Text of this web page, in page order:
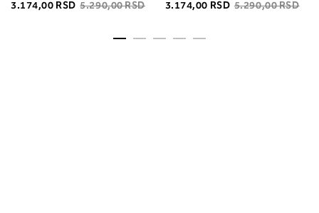
3.174,00 RSD 5.290,00 RSD
3.174,00 RSD 5.290,00 RSD